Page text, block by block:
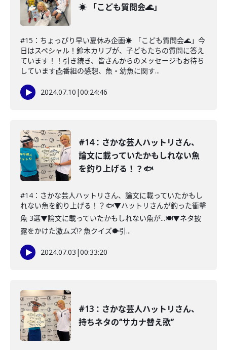
☀️ 「こども質問会🌊」
#15：ちょっぴり早い夏休み企画☀️ 「こども質問会🌊」今
日はスペシャル！鈴木カリブが、子どもたちの質問に答え
ています！！引き続き、皆さんからのメッセージもお待ち
しています📩番組の感想、魚・幼魚に関す...
2024.07.10 |00:24:46
#14：さかな芸人ハットリさん、
論文に載っていたかもしれない魚
を釣り上げる！？🐟
#14：さかな芸人ハットリさん、論文に載っていたかもし
れない魚を釣り上げる！？🐟▼ハットリさんが釣った衝撃
魚 3選▼論文に載っていたかもしれない魚が...🍽️▼ネタ披
露をかけた激ムズ!? 魚クイズ🐡引...
2024.07.03 |00:33:20
#13：さかな芸人ハットリさん、
持ちネタの“サカナ替え歌”